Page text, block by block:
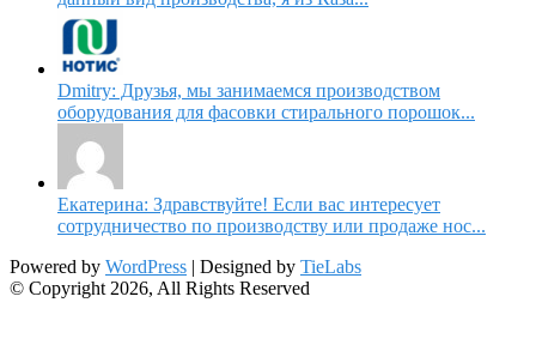
Dmitry: Друзья, мы занимаемся производством
оборудования для фасовки стирального порошок...
Екатерина: Здравствуйте! Если вас интересует
сотрудничество по производству или продаже нос...
Powered by WordPress | Designed by TieLabs
© Copyright 2026, All Rights Reserved